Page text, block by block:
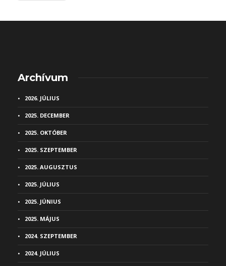
Archívum
2026. JÚLIUS
2025. DECEMBER
2025. OKTÓBER
2025. SZEPTEMBER
2025. AUGUSZTUS
2025. JÚLIUS
2025. JÚNIUS
2025. MÁJUS
2024. SZEPTEMBER
2024. JÚLIUS